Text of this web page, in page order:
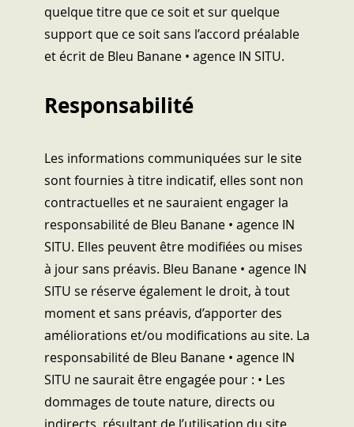
quelque titre que ce soit et sur quelque
support que ce soit sans l’accord préalable
et écrit de Bleu Banane • agence IN SITU.
Responsabilité
Les informations communiquées sur le site
sont fournies à titre indicatif, elles sont non
contractuelles et ne sauraient engager la
responsabilité de Bleu Banane • agence IN
SITU. Elles peuvent être modifiées ou mises
à jour sans préavis. Bleu Banane • agence IN
SITU se réserve également le droit, à tout
moment et sans préavis, d’apporter des
améliorations et/ou modifications au site. La
responsabilité de Bleu Banane • agence IN
SITU ne saurait être engagée pour : • Les
dommages de toute nature, directs ou